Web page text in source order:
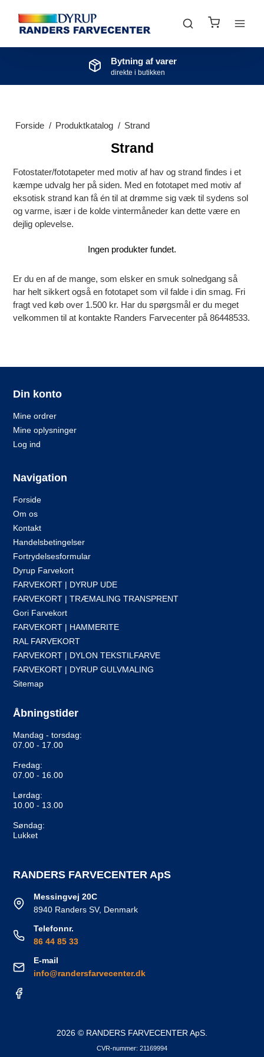
Bytning af varer
direkte i butikken
Forside / Produktkatalog / Strand
Strand
Fotostater/fototapeter med motiv af hav og strand findes i et
kæmpe udvalg her på siden. Med en fototapet med motiv af
eksotisk strand kan få én til at drømme sig væk til sydens sol
og varme, især i de kolde vintermåneder kan dette være en
dejlig oplevelse.
Ingen produkter fundet.
Er du en af de mange, som elsker en smuk solnedgang så
har helt sikkert også en fototapet som vil falde i din smag. Fri
fragt ved køb over 1.500 kr. Har du spørgsmål er du meget
velkommen til at kontakte Randers Farvecenter på 86448533.
Din konto
Mine ordrer
Mine oplysninger
Log ind
Navigation
Forside
Om os
Kontakt
Handelsbetingelser
Fortrydelsesformular
Dyrup Farvekort
FARVEKORT | DYRUP UDE
FARVEKORT | TRÆMALING TRANSPRENT
Gori Farvekort
FARVEKORT | HAMMERITE
RAL FARVEKORT
FARVEKORT | DYLON TEKSTILFARVE
FARVEKORT | DYRUP GULVMALING
Sitemap
Åbningstider
Mandag - torsdag:
07.00 - 17.00
Fredag:
07.00 - 16.00
Lørdag:
10.00 - 13.00
Søndag:
Lukket
RANDERS FARVECENTER ApS
Messingvej 20C
8940 Randers SV, Denmark
Telefonnr.
86 44 85 33
E-mail
info@randersfarvecenter.dk
2026 © RANDERS FARVECENTER ApS.
CVR-nummer: 21169994